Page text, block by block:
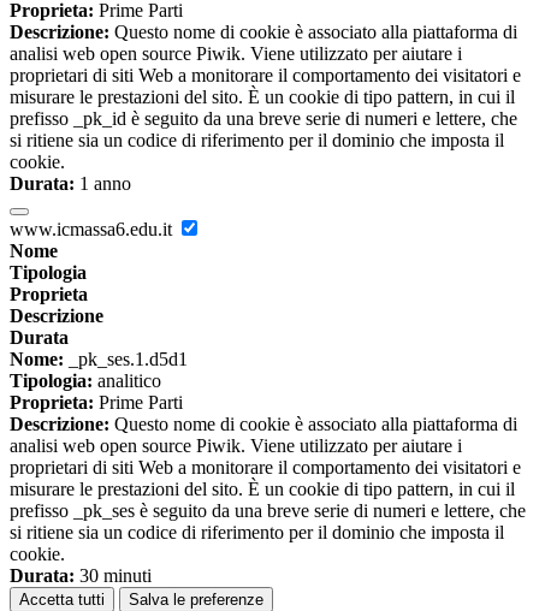
Proprieta: Prime Parti
Descrizione: Questo nome di cookie è associato alla piattaforma di
analisi web open source Piwik. Viene utilizzato per aiutare i
proprietari di siti Web a monitorare il comportamento dei visitatori e
misurare le prestazioni del sito. È un cookie di tipo pattern, in cui il
prefisso _pk_id è seguito da una breve serie di numeri e lettere, che
si ritiene sia un codice di riferimento per il dominio che imposta il
cookie.
Durata: 1 anno
www.icmassa6.edu.it
Nome
Tipologia
Proprieta
Descrizione
Durata
Nome: _pk_ses.1.d5d1
Tipologia: analitico
Proprieta: Prime Parti
Descrizione: Questo nome di cookie è associato alla piattaforma di
analisi web open source Piwik. Viene utilizzato per aiutare i
proprietari di siti Web a monitorare il comportamento dei visitatori e
misurare le prestazioni del sito. È un cookie di tipo pattern, in cui il
prefisso _pk_ses è seguito da una breve serie di numeri e lettere, che
si ritiene sia un codice di riferimento per il dominio che imposta il
cookie.
Durata: 30 minuti
Accetta tutti Salva le preferenze